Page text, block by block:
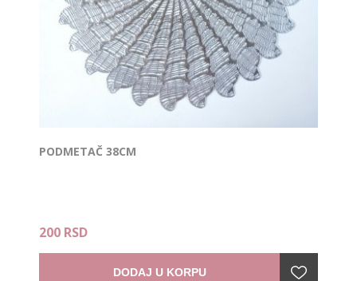
PODMETAČ 38CM
200 RSD
DODAJ U KORPU